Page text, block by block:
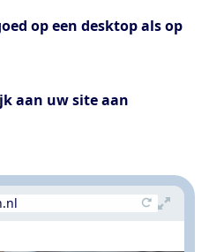
op een desktop als op
aan uw site aan